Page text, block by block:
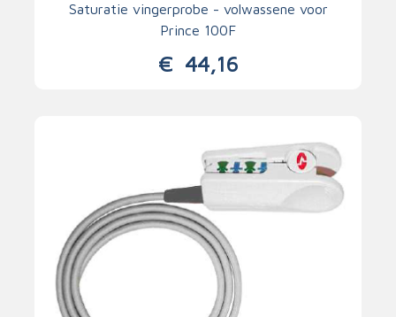
Saturatie vingerprobe - volwassene voor
Prince 100F
€44,16